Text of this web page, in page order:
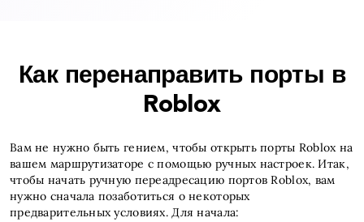
Как перенаправить порты в
Roblox
Вам не нужно быть гением, чтобы открыть порты Roblox на
вашем маршрутизаторе с помощью ручных настроек. Итак,
чтобы начать ручную переадресацию портов Roblox, вам
нужно сначала позаботиться о некоторых
предварительных условиях. Для начала: